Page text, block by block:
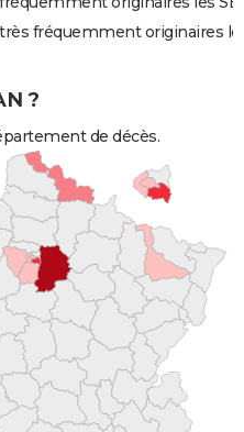
fréquemment originaires
?
de décès.